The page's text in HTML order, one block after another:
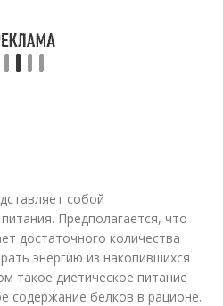
собой
Предполагается, что
достаточного количества
энергию из накопившихся
такое диетическое питание
содержание белков в рационе.